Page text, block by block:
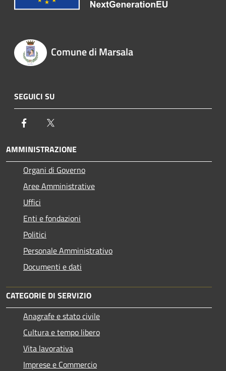
Comune di Marsala
SEGUICI SU
Facebook
AMMINISTRAZIONE
Organi di Governo
Aree Amministrative
Uffici
Enti e fondazioni
Politici
Personale Amministrativo
Documenti e dati
CATEGORIE DI SERVIZIO
Anagrafe e stato civile
Cultura e tempo libero
Vita lavorativa
Imprese e Commercio